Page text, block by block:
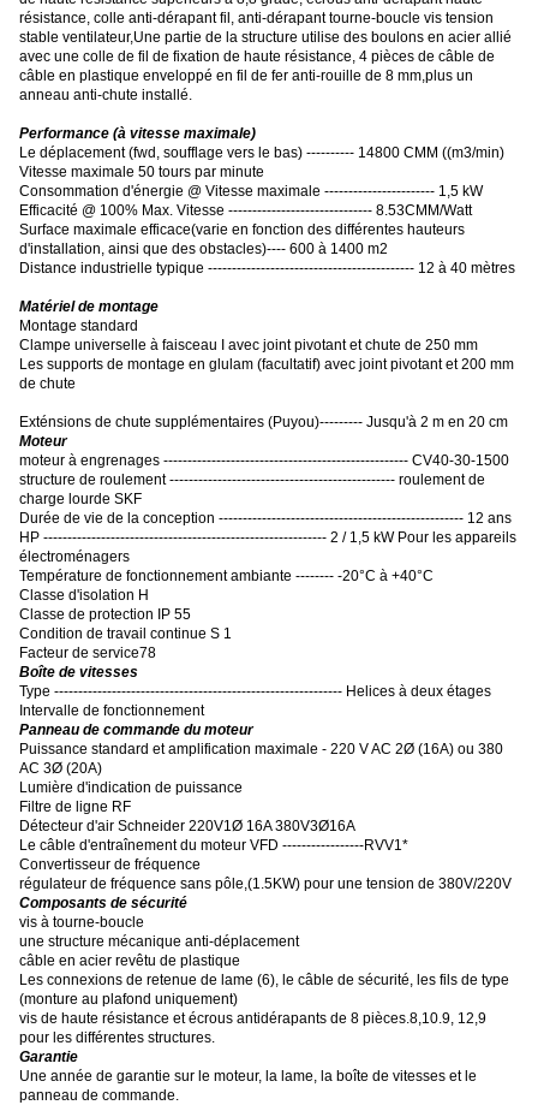
résistance, colle anti-dérapant fil, anti-dérapant tourne-boucle vis tension
stable ventilateur,Une partie de la structure utilise des boulons en acier allié
avec une colle de fil de fixation de haute résistance, 4 pièces de câble de
câble en plastique enveloppé en fil de fer anti-rouille de 8 mm,plus un
anneau anti-chute installé.
Performance (à vitesse maximale)
Le déplacement (fwd, soufflage vers le bas) ---------- 14800 CMM ((m3/min)
Vitesse maximale 50 tours par minute
Consommation d'énergie @ Vitesse maximale ----------------------- 1,5 kW
Efficacité @ 100% Max. Vitesse ------------------------------ 8.53CMM/Watt
Surface maximale efficace(varie en fonction des différentes hauteurs
d'installation, ainsi que des obstacles)---- 600 à 1400 m2
Distance industrielle typique ------------------------------------------- 12 à 40 mètres
Matériel de montage
Montage standard
Clampe universelle à faisceau I avec joint pivotant et chute de 250 mm
Les supports de montage en glulam (facultatif) avec joint pivotant et 200 mm
de chute
Exténsions de chute supplémentaires (Puyou)--------- Jusqu'à 2 m en 20 cm
Moteur
moteur à engrenages --------------------------------------------------- CV40-30-1500
structure de roulement ----------------------------------------------- roulement de
charge lourde SKF
Durée de vie de la conception --------------------------------------------------- 12 ans
HP ----------------------------------------------------------- 2 / 1,5 kW Pour les appareils
électroménagers
Température de fonctionnement ambiante -------- -20°C à +40°C
Classe d'isolation H
Classe de protection IP 55
Condition de travail continue S 1
Facteur de service78
Boîte de vitesses
Type ------------------------------------------------------------ Helices à deux étages
Intervalle de fonctionnement
Panneau de commande du moteur
Puissance standard et amplification maximale - 220 V AC 2Ø (16A) ou 380
AC 3Ø (20A)
Lumière d'indication de puissance
Filtre de ligne RF
Détecteur d'air Schneider 220V1Ø 16A 380V3Ø16A
Le câble d'entraînement du moteur VFD -----------------RVV1*
Convertisseur de fréquence
régulateur de fréquence sans pôle,(1.5KW) pour une tension de 380V/220V
Composants de sécurité
vis à tourne-boucle
une structure mécanique anti-déplacement
câble en acier revêtu de plastique
Les connexions de retenue de lame (6), le câble de sécurité, les fils de type
(monture au plafond uniquement)
vis de haute résistance et écrous antidérapants de 8 pièces.8,10.9, 12,9
pour les différentes structures.
Garantie
Une année de garantie sur le moteur, la lame, la boîte de vitesses et le
panneau de commande.